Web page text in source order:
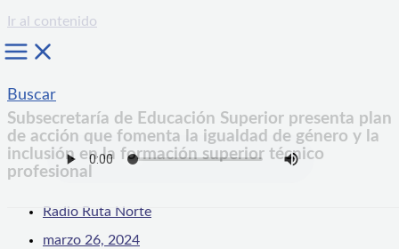
Ir al contenido
Buscar
Subsecretaría de Educación Superior presenta plan
de acción que fomenta la igualdad de género y la
inclusión en la formación superior técnico
profesional
Radio Ruta Norte
marzo 26, 2024